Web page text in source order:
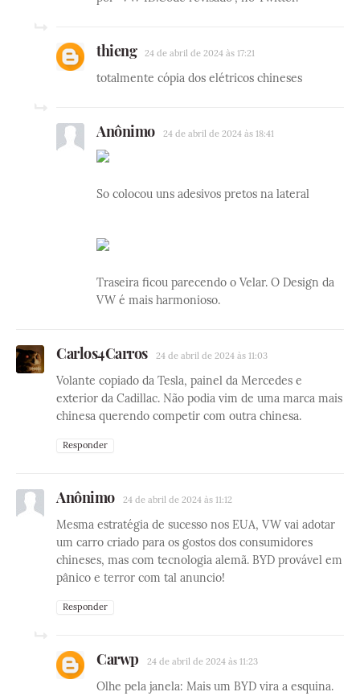
thieng 24 de abril de 2024 às 17:21
totalmente cópia dos elétricos chineses
Anônimo 24 de abril de 2024 às 18:41
So colocou uns adesivos pretos na lateral
Traseira ficou parecendo o Velar. O Design da
VW é mais harmonioso.
Carlos4Carros 24 de abril de 2024 às 11:03
Volante copiado da Tesla, painel da Mercedes e
exterior da Cadillac. Não podia vim de uma marca mais
chinesa querendo competir com outra chinesa.
Responder
Anônimo 24 de abril de 2024 às 11:12
Mesma estratégia de sucesso nos EUA, VW vai adotar
um carro criado para os gostos dos consumidores
chineses, mas com tecnologia alemã. BYD provável em
pânico e terror com tal anuncio!
Responder
Carwp 24 de abril de 2024 às 11:23
Olhe pela janela: Mais um BYD vira a esquina.